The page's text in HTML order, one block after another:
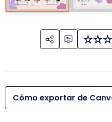
Cómo exportar de